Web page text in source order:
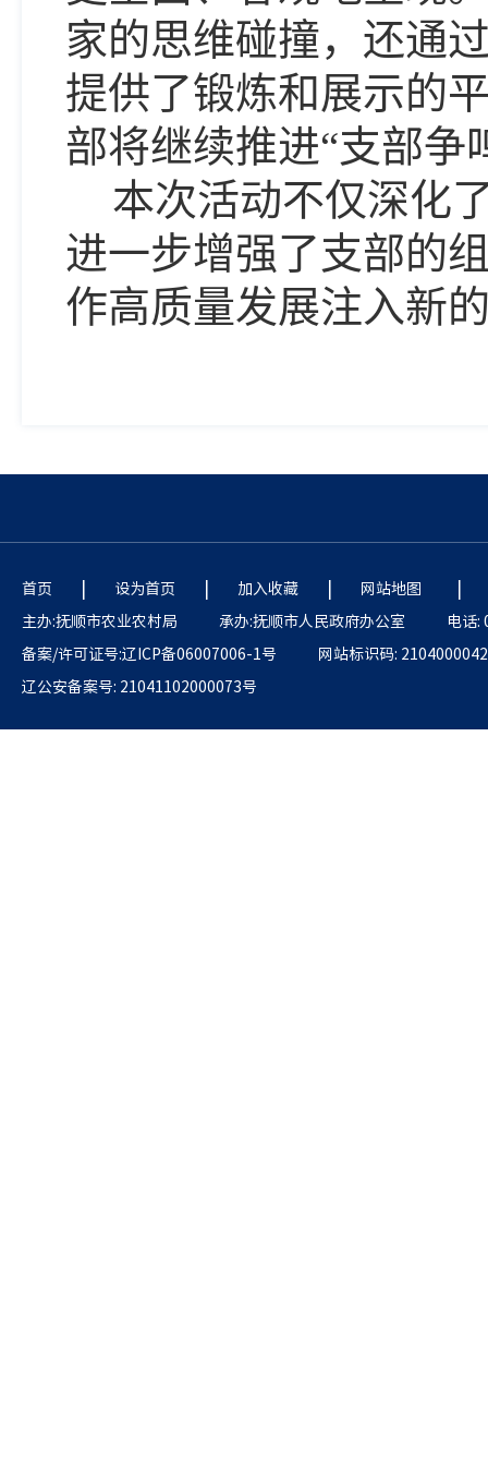
家的思维碰撞，还通
提供了锻炼和展示的
部将继续推进“支部争
本次活动不仅深化
进一步增强了支部的
作高质量发展注入新
首页 | 设为首页 | 加入收藏 | 网站地图 |
主办:抚顺市农业农村局 承办:抚顺市人民政府办公室
电话:
备案/许可证号:辽ICP备06007006-1号
网站标识码: 2104000042
辽公安备案号: 21041102000073号